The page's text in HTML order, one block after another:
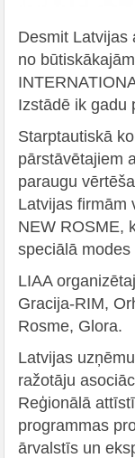
Desmit Latvijas
no
Izstādē ik gadu
Starptautiskā
pārstāvētajiem
paraugu
Latvijas firmām
NEW ROSME,
speciālā
LIAA
Gracija-RIM,
Rosme, Glora.
Latvijas
ražotāju
Reģionālā
programmas
ārvalstīs un